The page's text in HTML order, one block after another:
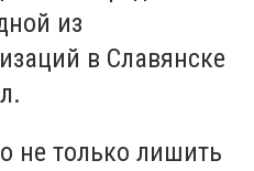
из
в Славянске
не только лишить